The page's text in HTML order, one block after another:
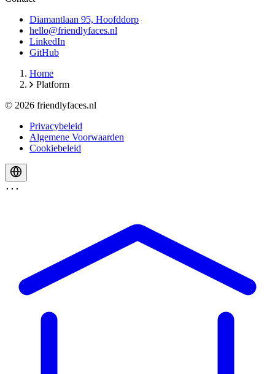
Diamantlaan 95, Hoofddorp
hello@friendlyfaces.nl
LinkedIn
GitHub
Home
Platform
© 2026 friendlyfaces.nl
Privacybeleid
Algemene Voorwaarden
Cookiebeleid